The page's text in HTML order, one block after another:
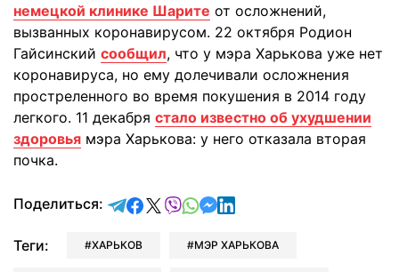
немецкой клинике Шарите от осложнений,
вызванных коронавирусом. 22 октября Родион
Гайсинский сообщил, что у мэра Харькова уже нет
коронавируса, но ему долечивали осложнения
простреленного во время покушения в 2014 году
легкого. 11 декабря стало известно об ухудшении
здоровья мэра Харькова: у него отказала вторая
почка.
Поделиться: отправить в Telegram
поделиться в Facebook
поделиться в X
отправить в Viber
отправить в Whatsapp
отправить в Messenger
отправить в LinkedIn
Теги: ХАРЬКОВ МЭР ХАРЬКОВА